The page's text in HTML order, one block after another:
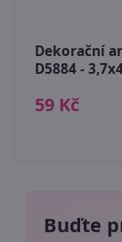
Dekorační
D5884 -
59 Kč
Buďte